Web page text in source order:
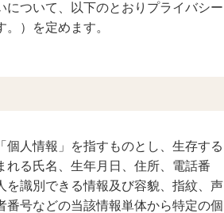
ついて、以下のとおりプライバシー
）を定めます。
個人情報」を指すものとし、生存する
る氏名、生年月日、住所、電話番
識別できる情報及び容貌、指紋、声
号などの当該情報単体から特定の個